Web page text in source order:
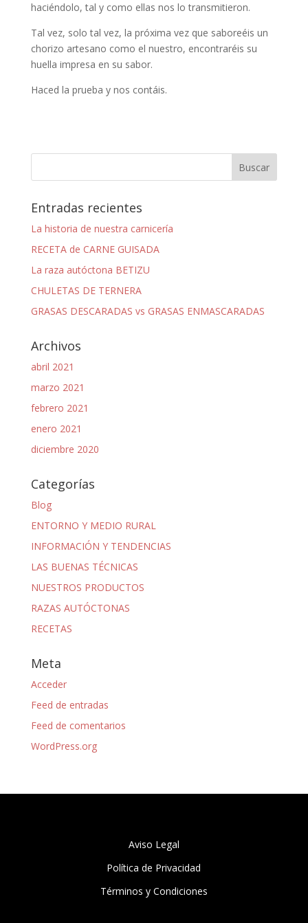
haciéndolo, tal y como ellas nos lo transmitieron.
Tal vez, solo tal vez, la próxima vez que saboreéis un
chorizo artesano como el nuestro, encontraréis su
huella impresa en su sabor.
Haced la prueba y nos contáis.
Entradas recientes
La historia de nuestra carnicería
RECETA de CARNE GUISADA
La raza autóctona BETIZU
CHULETAS DE TERNERA
GRASAS DESCARADAS vs GRASAS ENMASCARADAS
Archivos
abril 2021
marzo 2021
febrero 2021
enero 2021
diciembre 2020
Categorías
Blog
ENTORNO Y MEDIO RURAL
INFORMACIÓN Y TENDENCIAS
LAS BUENAS TÉCNICAS
NUESTROS PRODUCTOS
RAZAS AUTÓCTONAS
RECETAS
Meta
Acceder
Feed de entradas
Feed de comentarios
WordPress.org
Aviso Legal
Política de Privacidad
Términos y Condiciones